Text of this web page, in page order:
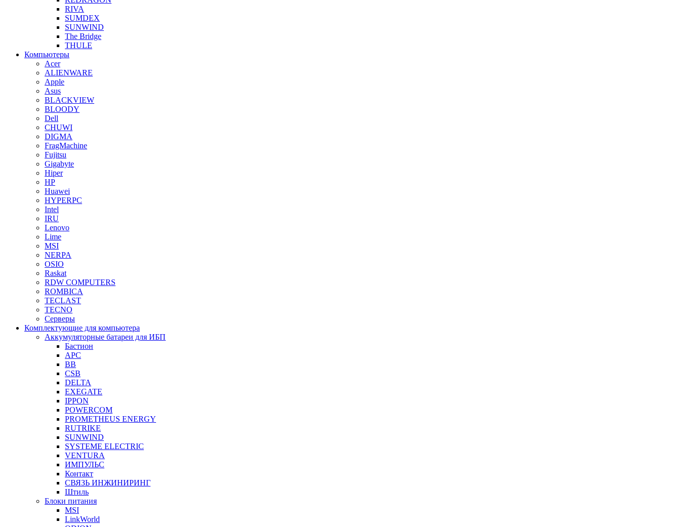
RIVA
SUMDEX
SUNWIND
The Bridge
THULE
Компьютеры
Acer
ALIENWARE
Apple
Asus
BLACKVIEW
BLOODY
Dell
CHUWI
DIGMA
FragMachine
Fujitsu
Gigabyte
Hiper
HP
Huawei
HYPERPC
Intel
IRU
Lenovo
Lime
MSI
NERPA
OSIO
Raskat
RDW COMPUTERS
ROMBICA
TECLAST
TECNO
Серверы
Комплектующие для компьютера
Аккумуляторные батареи для ИБП
Бастион
APC
BB
CSB
DELTA
EXEGATE
IPPON
POWERCOM
PROMETHEUS ENERGY
RUTRIKE
SUNWIND
SYSTEME ELECTRIC
VENTURA
ИМПУЛЬС
Контакт
СВЯЗЬ ИНЖИНИРИНГ
Штиль
Блоки питания
MSI
LinkWorld